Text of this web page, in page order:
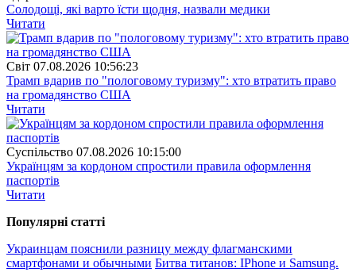
Солодощі, які варто їсти щодня, назвали медики
Читати
Свiт 07.08.2026 10:56:23
Трамп вдарив по "пологовому туризму": хто втратить право
на громадянство США
Читати
Суспiльство 07.08.2026 10:15:00
Українцям за кордоном спростили правила оформлення
паспортів
Читати
Популярнi статтi
Украинцам пояснили разницу между флагманскими
смартфонами и обычными Битва титанов: IPhone и Samsung.